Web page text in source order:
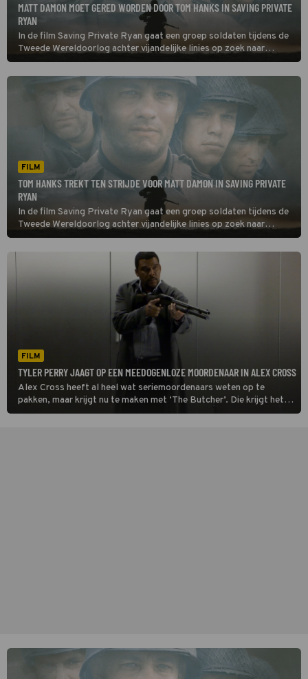
MATT DAMON MOET GERED WORDEN DOOR TOM HANKS IN SAVING PRIVATE
RYAN
In de film Saving Private Ryan gaat een groep soldaten tijdens de
Tweede Wereldoorlog achter vijandelijke linies op zoek naar
soldaat Ryan met als doel hem veilig thuis te brengen.
FILM
TOM HANKS TREKT TEN STRIJDE VOOR MATT DAMON IN SAVING PRIVATE
RYAN
In de film Saving Private Ryan gaat een groep soldaten tijdens de
Tweede Wereldoorlog achter vijandelijke linies op zoek naar
soldaat Ryan met als doel hem veilig thuis te brengen.
FILM
TYLER PERRY JAAGT OP EEN MEEDOGENLOZE MOORDENAAR IN ALEX CROSS
Alex Cross heeft al heel wat seriemoordenaars weten op te
pakken, maar krijgt nu te maken met ‘The Butcher’. Die krijgt het
voor elkaar om Cross tot wanhoop te drijven.